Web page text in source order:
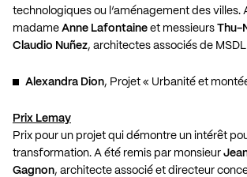
technologiques ou l’aménagement des villes.
madame Anne Lafontaine et messieurs Thu-
Claudio Nuñez, architectes associés de
Alexandra Dion, Projet « Urbanité et
Prix Lemay
Prix pour un projet qui démontre un intérêt
transformation. A été remis par monsieur
Gagnon, architecte associé et directeur